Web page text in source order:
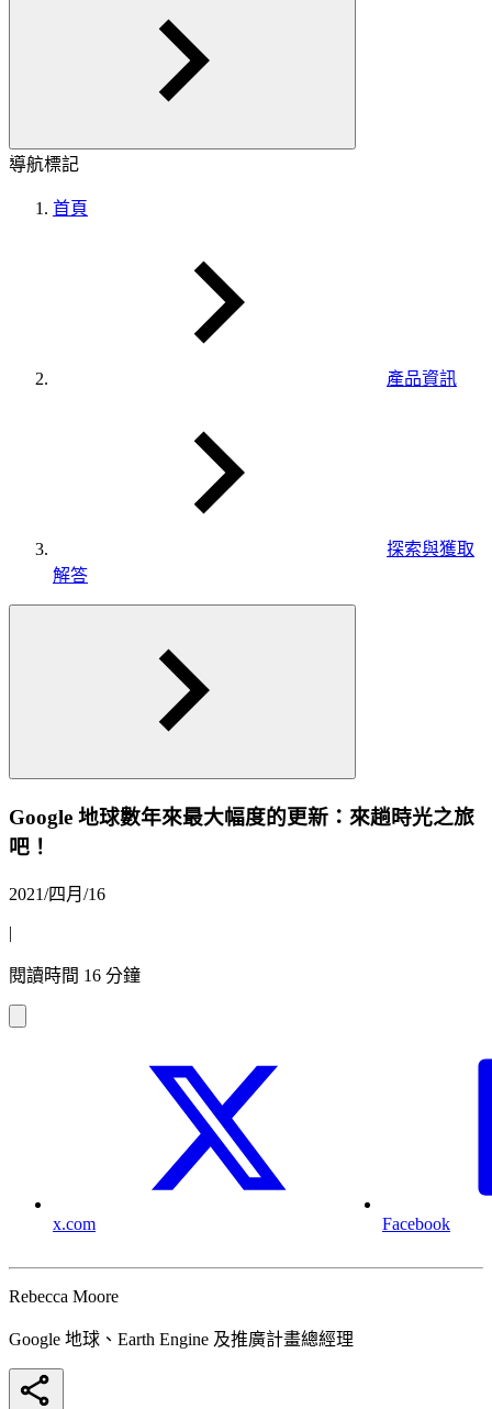
導航標記
首頁
產品資訊
探索與獲取
解答
Google 地球數年來最大幅度的更新：來趟時光之旅
吧！
2021/四月/16
|
閱讀時間 16 分鐘
x.com Facebook
Rebecca Moore
Google 地球、Earth Engine 及推廣計畫總經理